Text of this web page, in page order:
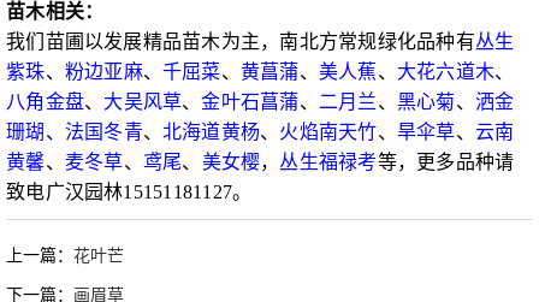
苗木相关：
我们苗圃以发展精品苗木为主，南北方常规绿化品种有丛生
紫珠、 粉边亚麻、 千屈菜、 黄菖蒲、 美人蕉、 大花六道木、
八角金盘、 大吴风草、金叶石菖蒲、 二月兰、 黑心菊、 洒金
珊瑚 、 法国冬青、 北海道黄杨、 火焰南天竹、 旱伞草、 云南
黄馨、 麦冬草、 鸢尾、 美女樱， 丛生福禄考等，更多品种请
致电广汉园林15151181127。
上一篇：花叶芒
下一篇： 画眉草